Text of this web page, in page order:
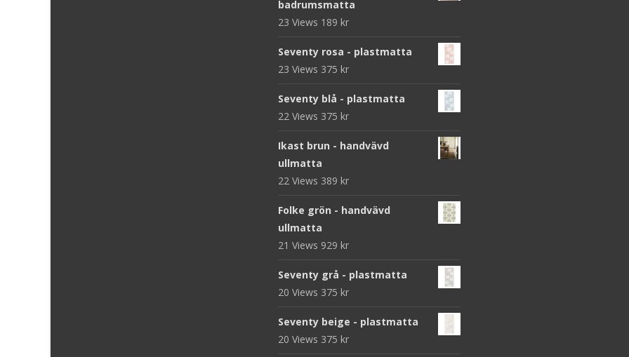
badrumsmatta
23 Views 189 kr
Seventy rosa - plastmatta
23 Views 375 kr
Seventy blå - plastmatta
22 Views 375 kr
Ikast brun - handvävd
ullmatta
22 Views 389 kr
Folke grön - handvävd
ullmatta
21 Views 929 kr
Seventy grå - plastmatta
20 Views 375 kr
Seventy beige - plastmatta
20 Views 375 kr